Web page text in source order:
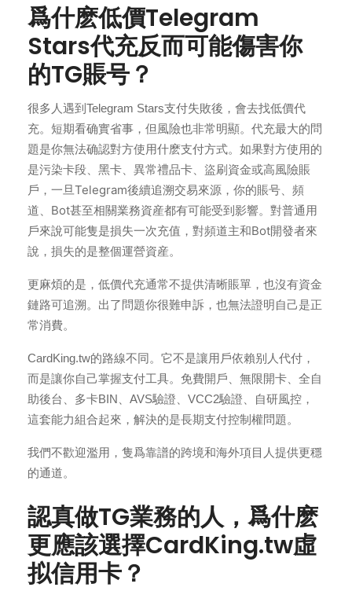
爲什麽低價Telegram
Stars代充反而可能傷害你
的TG賬号？
很多人遇到Telegram Stars支付失敗後，會去找低價代
充。短期看确實省事，但風險也非常明顯。 代充最大的問
題是你無法确認對方使用什麽支付方式。如果對方使用的
是污染卡段、黑卡、異常禮品卡、盜刷資金或高風險賬
戶，一旦Telegram後續追溯交易來源，你的賬号、頻
道、Bot甚至相關業務資産都有可能受到影響。對普通用
戶來說可能隻是損失一次充值，對頻道主和Bot開發者來
說，損失的是整個運營資産。
更麻煩的是，低價代充通常不提供清晰賬單，也沒有資金
鏈路可追溯。出了問題你很難申訴，也無法證明自己是正
常消費。
CardKing.tw的路線不同。它不是讓用戶依賴别人代付，
而是讓你自己掌握支付工具。免費開戶、無限開卡、全自
助後台、多卡BIN、AVS驗證、VCC2驗證、自研風控，
這套能力組合起來，解決的是長期支付控制權問題。
我們不歡迎濫用，隻爲靠譜的跨境和海外項目人提供更穩
的通道。
認真做TG業務的人，爲什麽
更應該選擇CardKing.tw虛
拟信用卡？